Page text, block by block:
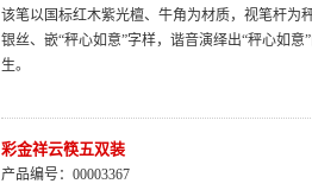
该笔以国标红木紫光檀、牛角为材质，视笔杆为
银丝、嵌“秤心如意”字样，谐音演绎出“秤心如
生。
彩金祥云筷五双装
产品编号：00003367